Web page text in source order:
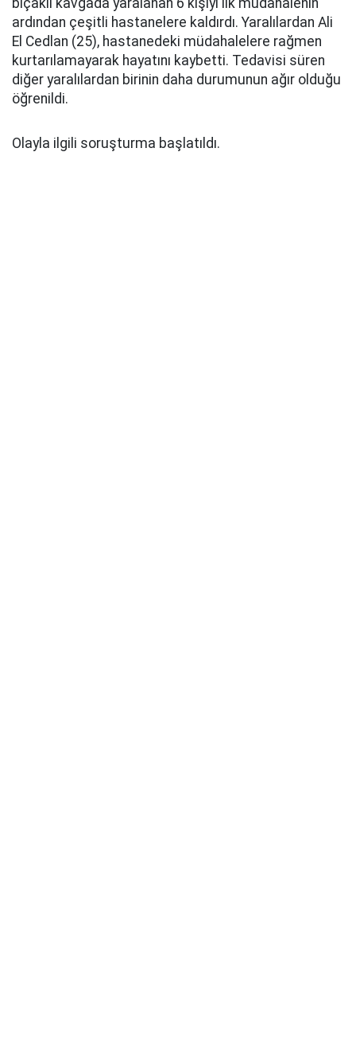
bıçaklı kavgada yaralanan 6 kişiyi ilk müdahalenin
ardından çeşitli hastanelere kaldırdı. Yaralılardan Ali
El Cedlan (25), hastanedeki müdahalelere rağmen
kurtarılamayarak hayatını kaybetti. Tedavisi süren
diğer yaralılardan birinin daha durumunun ağır olduğu
öğrenildi.
Olayla ilgili soruşturma başlatıldı.